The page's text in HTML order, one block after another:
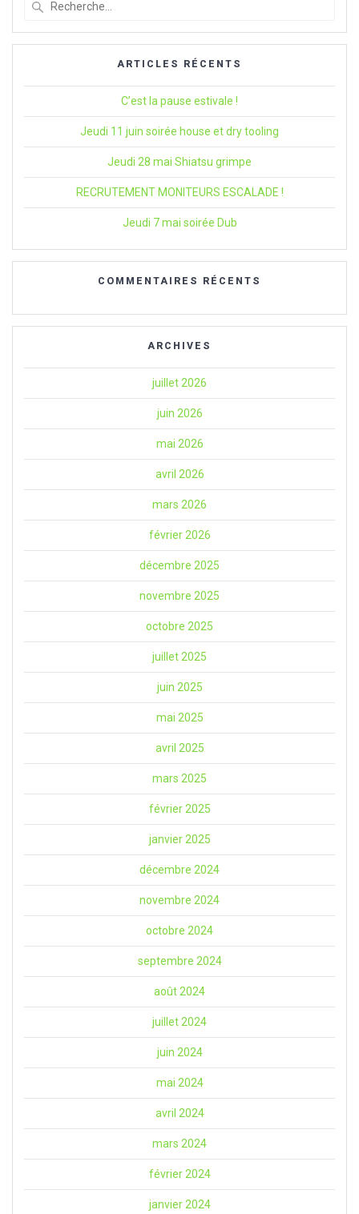
:
ARTICLES RÉCENTS
C’est la pause estivale !
Jeudi 11 juin soirée house et dry tooling
Jeudi 28 mai Shiatsu grimpe
RECRUTEMENT MONITEURS ESCALADE !
Jeudi 7 mai soirée Dub
COMMENTAIRES RÉCENTS
ARCHIVES
juillet 2026
juin 2026
mai 2026
avril 2026
mars 2026
février 2026
décembre 2025
novembre 2025
octobre 2025
juillet 2025
juin 2025
mai 2025
avril 2025
mars 2025
février 2025
janvier 2025
décembre 2024
novembre 2024
octobre 2024
septembre 2024
août 2024
juillet 2024
juin 2024
mai 2024
avril 2024
mars 2024
février 2024
janvier 2024